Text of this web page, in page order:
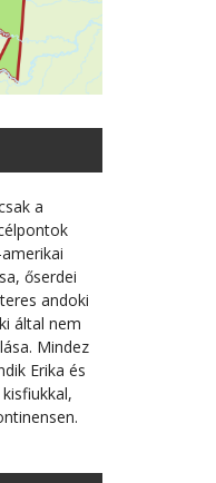
a
őserdei
andoki
által nem
Mindez
Erika és